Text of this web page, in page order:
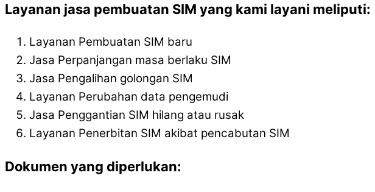
Layanan jasa pembuatan SIM yang kami layani meliputi:
Layanan Pembuatan SIM baru
Jasa Perpanjangan masa berlaku SIM
Jasa Pengalihan golongan SIM
Layanan Perubahan data pengemudi
Jasa Penggantian SIM hilang atau rusak
Layanan Penerbitan SIM akibat pencabutan SIM
Dokumen yang diperlukan: